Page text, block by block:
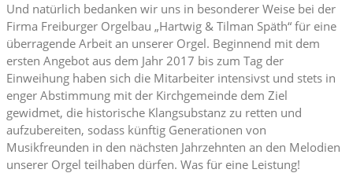
Und natürlich bedanken wir uns in besonderer Weise bei der
Firma Freiburger Orgelbau „Hartwig & Tilman Späth“ für eine
überragende Arbeit an unserer Orgel. Beginnend mit dem
ersten Angebot aus dem Jahr 2017 bis zum Tag der
Einweihung haben sich die Mitarbeiter intensivst und stets in
enger Abstimmung mit der Kirchgemeinde dem Ziel
gewidmet, die historische Klangsubstanz zu retten und
aufzubereiten, sodass künftig Generationen von
Musikfreunden in den nächsten Jahrzehnten an den Melodien
unserer Orgel teilhaben dürfen. Was für eine Leistung!